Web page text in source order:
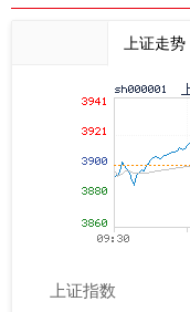
上证走势
上证指数